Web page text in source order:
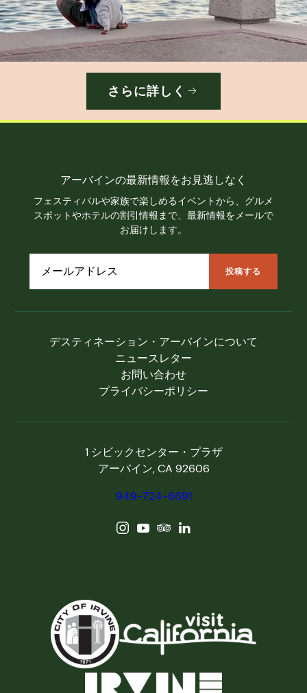
さらに詳しく
デスティネーション・アーバインについて
ニュースレター
お問い合わせ
プライバシーポリシー
1 シビックセンター・プラザ
アーバイン, CA 92606
949-724-6691
アーバインの最新情報をお見逃しなく
フェスティバルや家族で楽しめるイベントから、グルメ
スポットやホテルの割引情報まで、最新情報をメールで
お届けします。